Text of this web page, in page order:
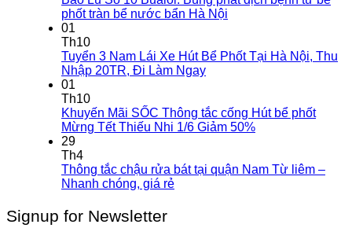
phốt tràn bể nước bẩn Hà Nội
01
Th10
Tuyển 3 Nam Lái Xe Hút Bể Phốt Tại Hà Nội, Thu
Nhập 20TR, Đi Làm Ngay
01
Th10
Khuyến Mãi SỐC Thông tắc cống Hút bể phốt
Mừng Tết Thiếu Nhi 1/6 Giảm 50%
29
Th4
Thông tắc chậu rửa bát tại quận Nam Từ liêm –
Nhanh chóng, giá rẻ
Signup for Newsletter